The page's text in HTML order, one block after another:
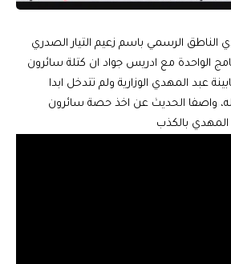
الناطق الرسمي باسم زعيم التيار الصدري
الواحدة مع ادريس جواد ان كتلة سائرون
عبد المهدي الوزارية ولم تتدخل ابدا
واصفا الحديث عن اخذ حصة سائرون
المهدي بالكذب